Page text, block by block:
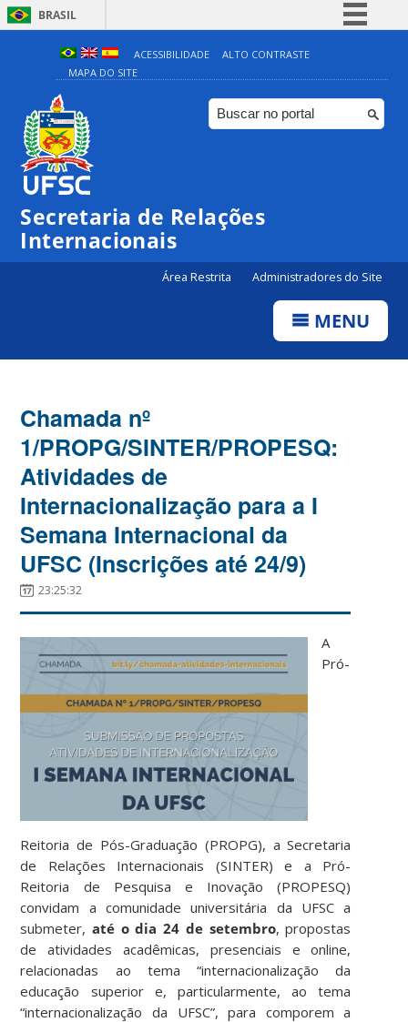
BRASIL
Simplifique!
Comunica BR
Participe
ACESSIBILIDADE
ALTO CONTRASTE
MAPA DO SITE
Secretaria de Relações
Internacionais
Área Restrita Administradores do Site
MENU
Chamada nº
1/PROPG/SINTER/PROPESQ:
Atividades de
Internacionalização para a I
Semana Internacional da
UFSC (Inscrições até 24/9)
23:25:32
A
Pró-
Reitoria de Pós-Graduação (PROPG), a Secretaria
de Relações Internacionais (SINTER) e a Pró-
Reitoria de Pesquisa e Inovação (PROPESQ)
convidam a comunidade universitária da UFSC a
submeter,até o dia 24 de setembro, propostas
de atividades acadêmicas, presenciais e online,
relacionadas ao tema “internacionalização da
educação superior e, particularmente, ao tema
“internacionalização da UFSC”, para comporem a